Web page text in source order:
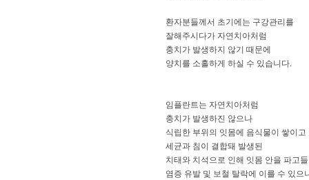
환자분들께서 초기에는 구강관리를
잘해주시다가 자연치아처럼
충치가 발생하지 않기 때문에
양치를 소홀하게 하실 수 있습니다.
임플란트는 자연치아처럼
충치가 발생하진 않으나
식립한 부위의 잇몸에 음식물이 쌓이고
세균과 침이 결합돼 발생된
치태와 치석으로 인해 잇몸 안을 파고
염증 유발 및 보철 탈락에 이를 수 있으